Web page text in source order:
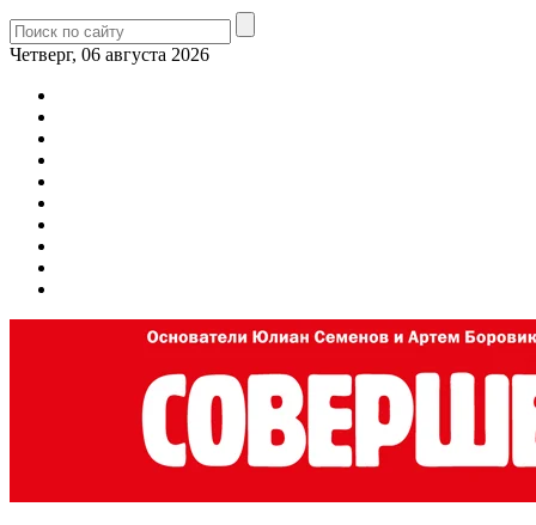
Четверг, 06 августа 2026